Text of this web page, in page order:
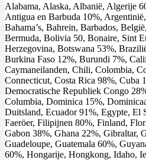
Alabama, Alaska, Albanië, Algerije
Antigua en Barbuda 10%,
Bahama’s, Bahrein, Barbados,
Bermuda, Bolivia 50, Bonaire, Sint
Herzegovina, Botswana 53%,
Burkina Faso 12%, Burundi 7%,
Caymaneilanden, Chili, Colombia,
Connecticut, Costa Rica 98%, Cuba
Democratische Republiek Congo
Columbia, Dominica 15%,
Duitsland, Ecuador 91%, Egypte, El
Faeröer, Filipijnen 80%, Finland,
Gabon 38%, Ghana 22%, Gibraltar,
Guadeloupe, Guatemala 60%,
60%, Hongarije, Hongkong, Idaho,